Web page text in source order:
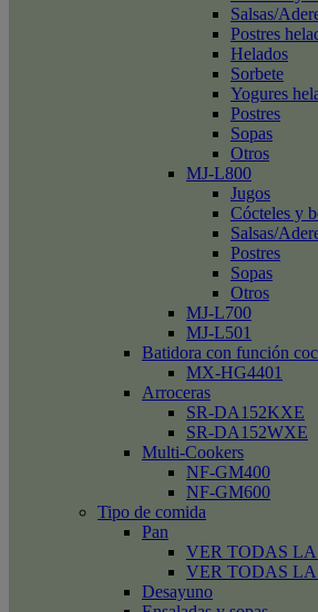
Salsas/
Postres
Helados
Sorbete
Yogures
Postres
Sopas
Otros
MJ-L800
Jugos
Cócteles y
Salsas/
Postres
Sopas
Otros
MJ-L700
MJ-L501
Batidora con función
MX-HG4401
Arroceras
SR-DA152KXE
SR-DA152WXE
Multi-Cookers
NF-GM400
NF-GM600
Tipo de comida
Pan
VER TODAS
VER TODAS
Desayuno